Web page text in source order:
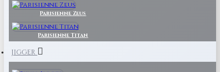
Parisienne Zeus
Parisienne Titan
JIGGER